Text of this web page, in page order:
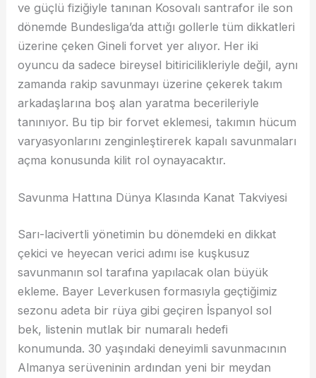
ve güçlü fiziğiyle tanınan Kosovalı santrafor ile son
dönemde Bundesliga’da attığı gollerle tüm dikkatleri
üzerine çeken Gineli forvet yer alıyor. Her iki
oyuncu da sadece bireysel bitiricilikleriyle değil, aynı
zamanda rakip savunmayı üzerine çekerek takım
arkadaşlarına boş alan yaratma becerileriyle
tanınıyor. Bu tip bir forvet eklemesi, takımın hücum
varyasyonlarını zenginleştirerek kapalı savunmaları
açma konusunda kilit rol oynayacaktır.
Savunma Hattına Dünya Klasında Kanat Takviyesi
Sarı-lacivertli yönetimin bu dönemdeki en dikkat
çekici ve heyecan verici adımı ise kuşkusuz
savunmanın sol tarafına yapılacak olan büyük
ekleme. Bayer Leverkusen formasıyla geçtiğimiz
sezonu adeta bir rüya gibi geçiren İspanyol sol
bek, listenin mutlak bir numaralı hedefi
konumunda. 30 yaşındaki deneyimli savunmacının
Almanya serüveninin ardından yeni bir meydan